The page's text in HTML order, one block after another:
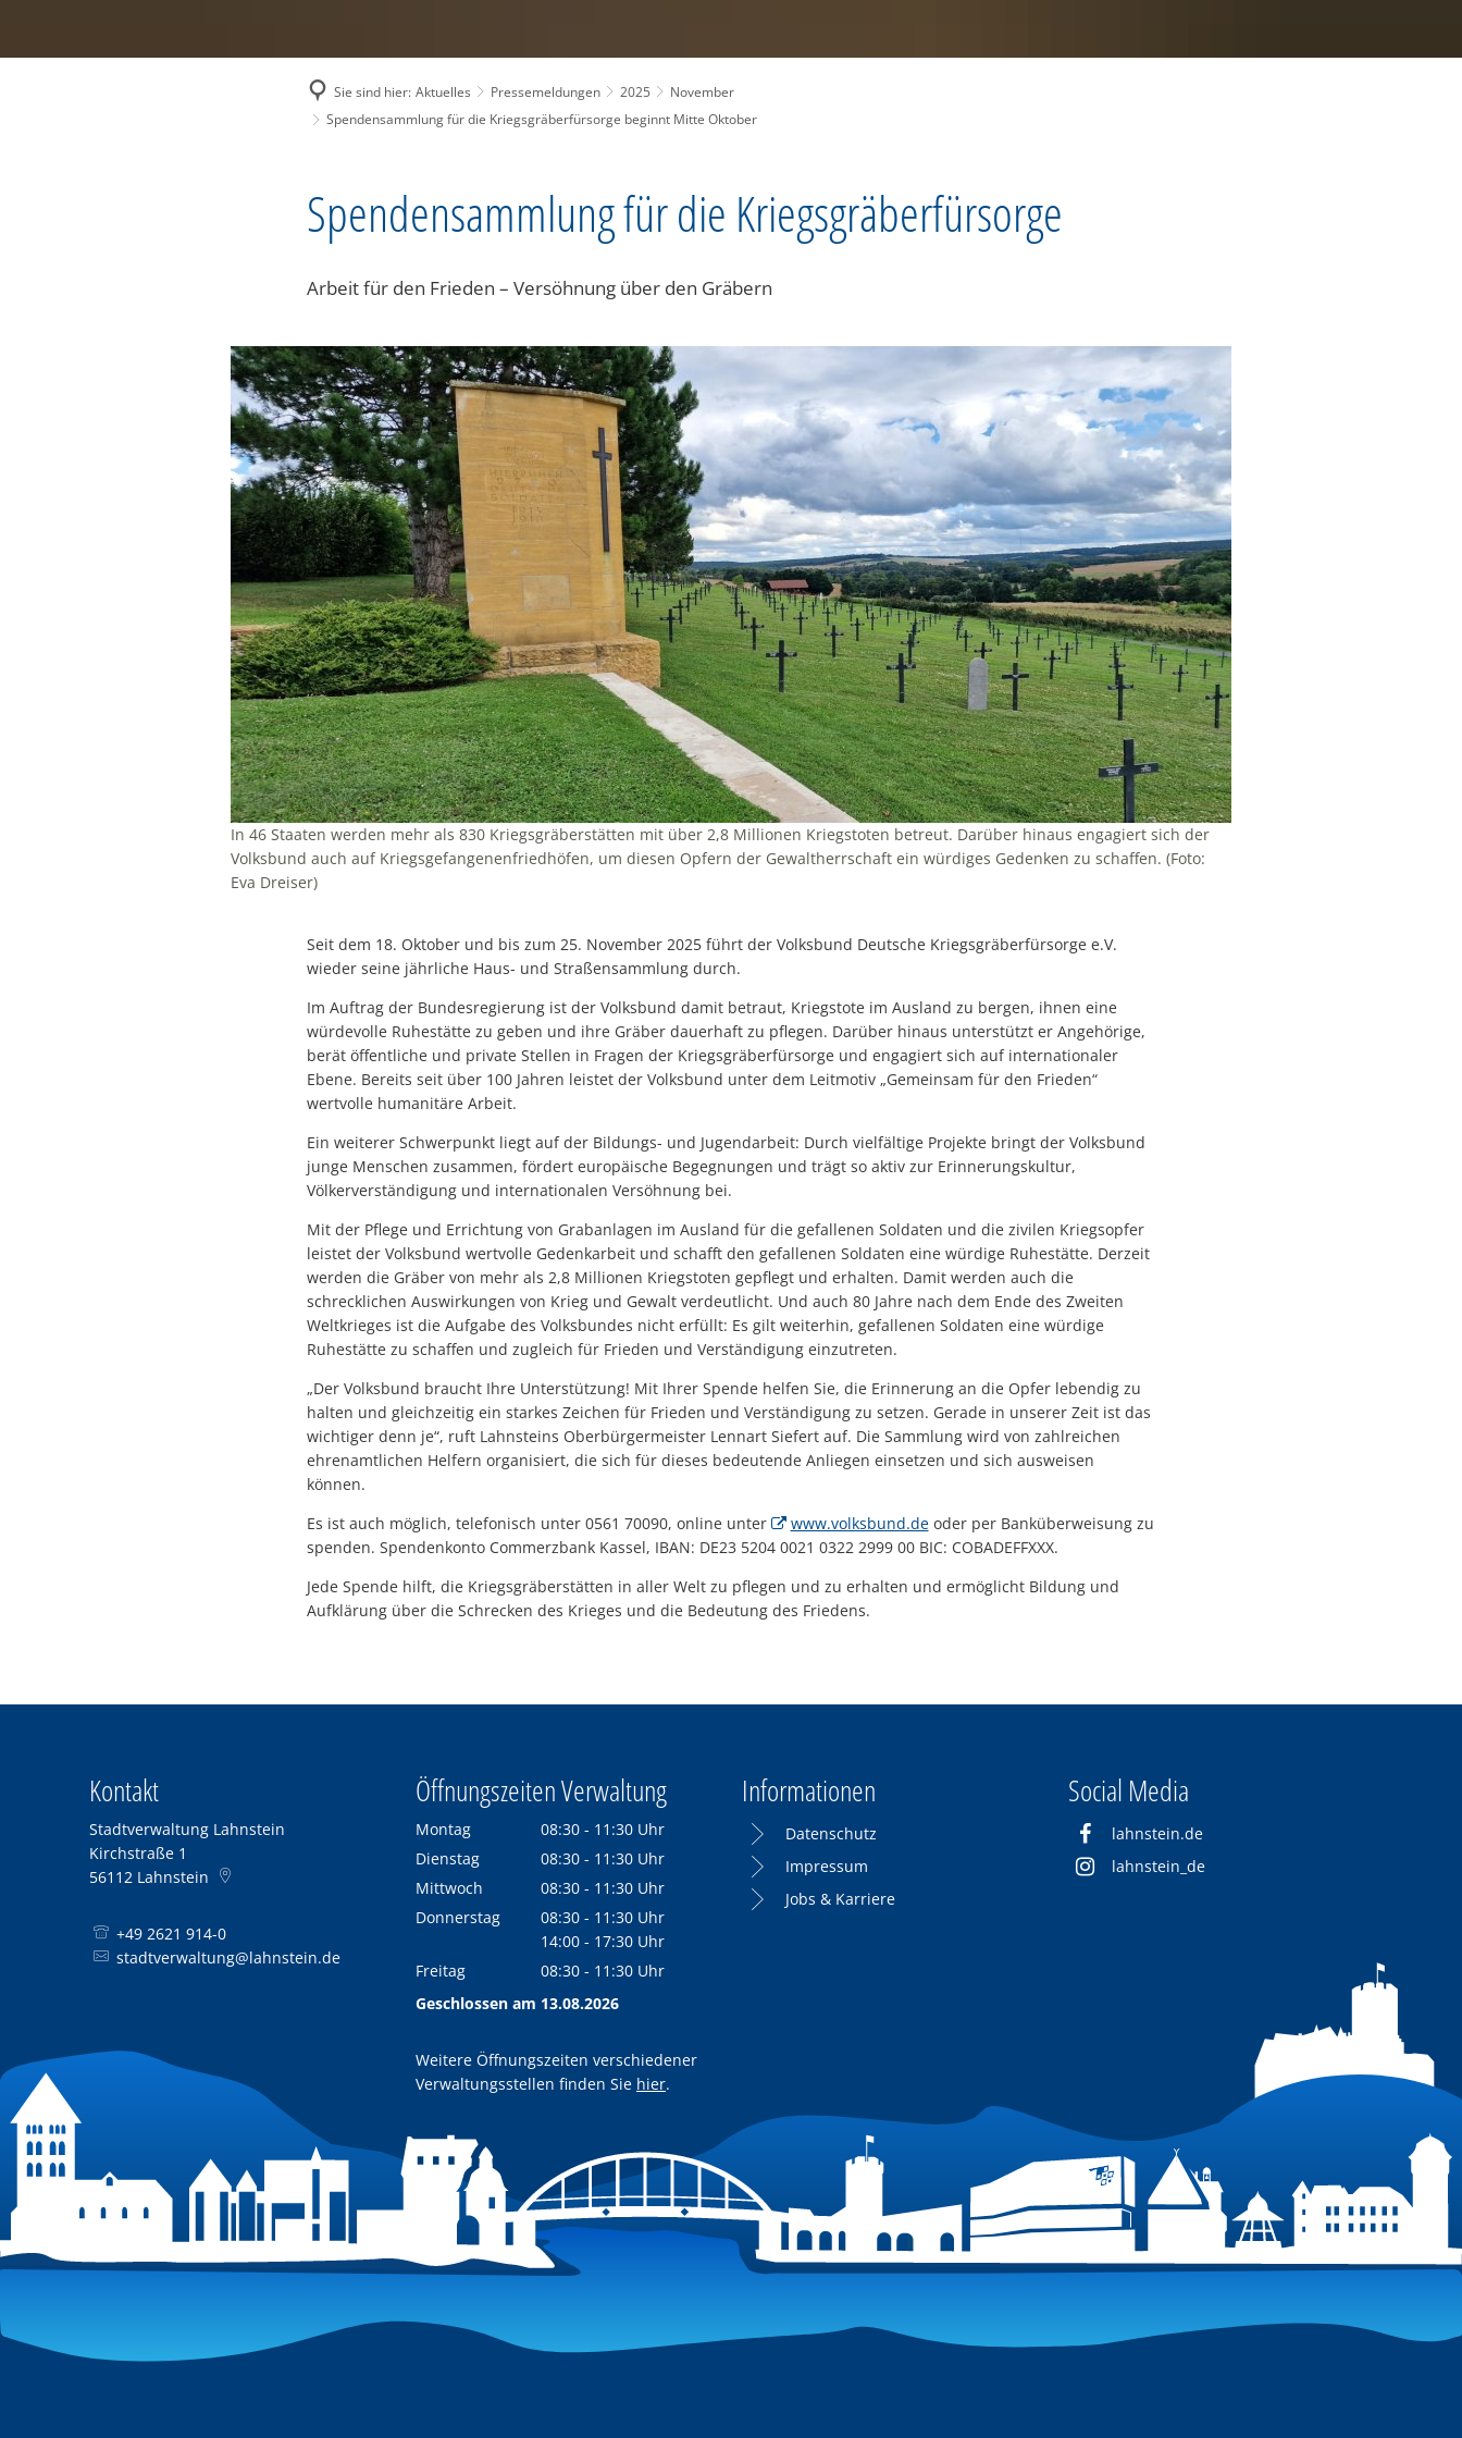
Sie sind hier: Aktuelles Pressemeldungen 2025
November
Spendensammlung für die Kriegsgräberfürsorge beginnt Mitte Oktober
Spendensammlung für die Kriegsgräberfürsorge
Arbeit für den Frieden – Versöhnung über den Gräbern
In 46 Staaten werden mehr als 830 Kriegsgräberstätten mit über 2,8 Millionen Kriegstoten betreut. Darüber hinaus engagiert sich der
Volksbund auch auf Kriegsgefangenenfriedhöfen, um diesen Opfern der Gewaltherrschaft ein würdiges Gedenken zu schaffen. (Foto:
Eva Dreiser)
Seit dem 18. Oktober und bis zum 25. November 2025 führt der Volksbund Deutsche Kriegsgräberfürsorge e.V.
wieder seine jährliche Haus- und Straßensammlung durch.
Im Auftrag der Bundesregierung ist der Volksbund damit betraut, Kriegstote im Ausland zu bergen, ihnen eine
würdevolle Ruhestätte zu geben und ihre Gräber dauerhaft zu pflegen. Darüber hinaus unterstützt er Angehörige,
berät öffentliche und private Stellen in Fragen der Kriegsgräberfürsorge und engagiert sich auf internationaler
Ebene. Bereits seit über 100 Jahren leistet der Volksbund unter dem Leitmotiv „Gemeinsam für den Frieden“
wertvolle humanitäre Arbeit.
Ein weiterer Schwerpunkt liegt auf der Bildungs- und Jugendarbeit: Durch vielfältige Projekte bringt der Volksbund
junge Menschen zusammen, fördert europäische Begegnungen und trägt so aktiv zur Erinnerungskultur,
Völkerverständigung und internationalen Versöhnung bei.
Mit der Pflege und Errichtung von Grabanlagen im Ausland für die gefallenen Soldaten und die zivilen Kriegsopfer
leistet der Volksbund wertvolle Gedenkarbeit und schafft den gefallenen Soldaten eine würdige Ruhestätte. Derzeit
werden die Gräber von mehr als 2,8 Millionen Kriegstoten gepflegt und erhalten. Damit werden auch die
schrecklichen Auswirkungen von Krieg und Gewalt verdeutlicht. Und auch 80 Jahre nach dem Ende des Zweiten
Weltkrieges ist die Aufgabe des Volksbundes nicht erfüllt: Es gilt weiterhin, gefallenen Soldaten eine würdige
Ruhestätte zu schaffen und zugleich für Frieden und Verständigung einzutreten.
„Der Volksbund braucht Ihre Unterstützung! Mit Ihrer Spende helfen Sie, die Erinnerung an die Opfer lebendig zu
halten und gleichzeitig ein starkes Zeichen für Frieden und Verständigung zu setzen. Gerade in unserer Zeit ist das
wichtiger denn je“, ruft Lahnsteins Oberbürgermeister Lennart Siefert auf. Die Sammlung wird von zahlreichen
ehrenamtlichen Helfern organisiert, die sich für dieses bedeutende Anliegen einsetzen und sich ausweisen
können.
Es ist auch möglich, telefonisch unter 0561 70090, online unter
www.volksbund.deoder per Banküberweisung zu
spenden. Spendenkonto Commerzbank Kassel, IBAN: DE23 5204 0021 0322 2999 00 BIC: COBADEFFXXX.
Jede Spende hilft, die Kriegsgräberstätten in aller Welt zu pflegen und zu erhalten und ermöglicht Bildung und
Aufklärung über die Schrecken des Krieges und die Bedeutung des Friedens.
Kontakt
Stadtverwaltung Lahnstein
Kirchstraße 1
56112 Lahnstein
+49 2621 914-0
stadtverwaltung@lahnstein.de
Öffnungszeiten Verwaltung
Montag 08:30 - 11:30 Uhr
Von 08:30 bis 11:30 Uhr
Dienstag 08:30 - 11:30 Uhr
Von 08:30 bis 11:30 Uhr
Mittwoch 08:30 - 11:30 Uhr
Von 08:30 bis 11:30 Uhr
Donnerstag 08:30 - 11:30 Uhr
Von 08:30 bis 11:30 Uhr
14:00 - 17:30 Uhr
Von 14:00 bis 17:30 Uhr
Freitag 08:30 - 11:30 Uhr
Von 08:30 bis 11:30 Uhr
Geschlossen am 13.08.2026
Weitere Öffnungszeiten verschiedener
Verwaltungsstellen finden Sie hier.
Informationen
Datenschutz
Impressum
Jobs & Karriere
Social Media
lahnstein.de
lahnstein_de